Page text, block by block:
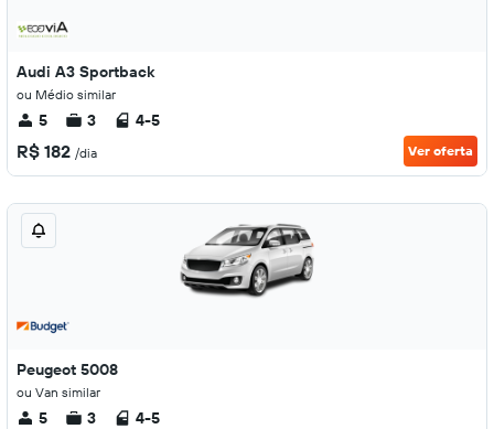
Audi A3 Sportback
ou Médio similar
5 3 4-5
R$ 182 /dia Ver oferta
Peugeot 5008
ou Van similar
5 3 4-5